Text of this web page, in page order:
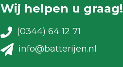
Wij helpen u graag!
(0344) 64 12 71
info@batterijen.nl